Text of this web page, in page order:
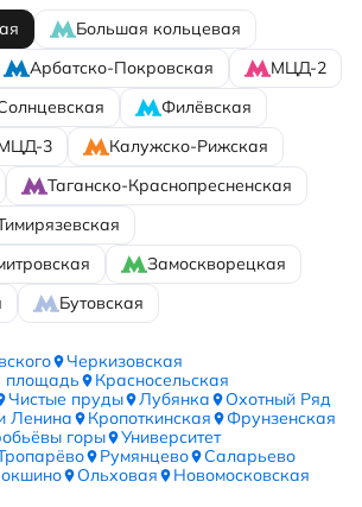
Большая кольцевая
Арбатско-Покровская
МЦД-2
Филёвская
3
Калужско-Рижская
Таганско-Краснопресненская
Замоскворецкая
Бутовская
Черкизовская
площадь
Красносельская
Чистые пруды Лубянка
Охотный Ряд
Ленина
Кропоткинская
Фрунзенская
горы
Университет
Румянцево
Саларьево
Ольховая
Новомосковская